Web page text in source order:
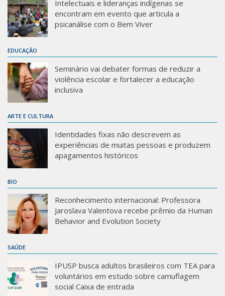
Intelectuais e lideranças indígenas se
encontram em evento que articula a
psicanálise com o Bem Viver
EDUCAÇÃO
Seminário vai debater formas de reduzir a
violência escolar e fortalecer a educação
inclusiva
ARTE E CULTURA
Identidades fixas não descrevem as
experiências de muitas pessoas e produzem
apagamentos históricos
BIO
Reconhecimento internacional: Professora
Jaroslava Valentova recebe prêmio da Human
Behavior and Evolution Society
SAÚDE
IPUSP busca adultos brasileiros com TEA para
voluntários em estudo sobre camuflagem
social Caixa de entrada